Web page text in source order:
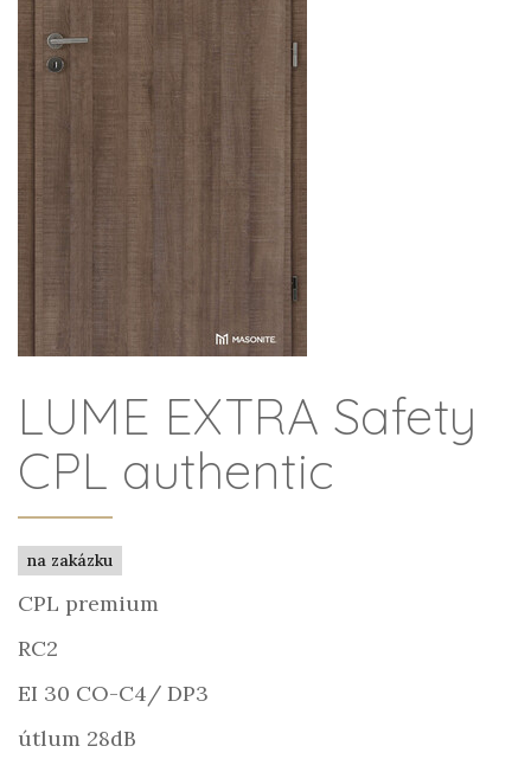
LUME EXTRA Safety
CPL authentic
na zakázku
CPL premium
RC2
EI 30 CO-C4/ DP3
útlum 28dB